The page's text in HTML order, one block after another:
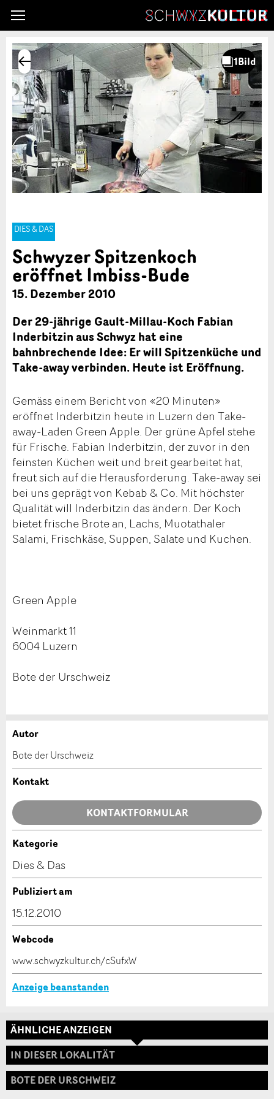
DIES & DAS
Schwyzer Spitzenkoch
eröffnet Imbiss-Bude
15. Dezember 2010
Der 29-jährige Gault-Millau-Koch Fabian
Inderbitzin aus Schwyz hat eine
bahnbrechende Idee: Er will Spitzenküche und
Take-away verbinden. Heute ist Eröffnung.
Gemäss einem Bericht von «20 Minuten»
eröffnet Inderbitzin heute in Luzern den Take-
away-Laden Green Apple. Der grüne Apfel stehe
für Frische. Fabian Inderbitzin, der zuvor in den
feinsten Küchen weit und breit gearbeitet hat,
freut sich auf die Herausforderung. Take-away sei
bei uns geprägt von Kebab & Co. Mit höchster
Qualität will Inderbitzin das ändern. Der Koch
bietet frische Brote an, Lachs, Muotathaler
Salami, Frischkäse, Suppen, Salate und Kuchen.
Green Apple
Weinmarkt 11
6004 Luzern
Bote der Urschweiz
Anzeige beanstanden
Ihr Feedback wird sehr geschätzt!
Allgemeines Feedback
Anzeige nicht mehr gültig
Anzeige unvollständig
* Eingabe erforderlich
Anzeige weiterempfehlen
Empfehlen Sie diese Anzeige an Freunde weiter.
* Eingabe erforderlich
Autor
Bote der Urschweiz
Kontakt
KONTAKTFORMULAR
Kontakt
Verfassen Sie eine Nachricht für die Kontaktpersonen
Adresse
Kategorie
Dies & Das
Publiziert am
15.12.2010
Webcode
www.schwyzkultur.ch/cSufxW
Anzeige beanstanden
ÄHNLICHE ANZEIGEN
IN DIESER LOKALITÄT
BOTE DER URSCHWEIZ